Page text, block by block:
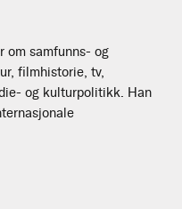
om samfunns- og
filmhistorie, tv,
og kulturpolitikk. Han